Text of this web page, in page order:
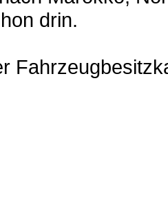
drin.